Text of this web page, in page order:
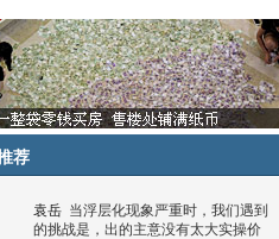
荐
袁岳 当浮层化现象严重时，我们遇到
的挑战是，出的主意没有太大实操价